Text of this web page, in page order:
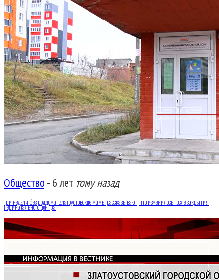
Общество - 6 лет тому назад
Три недели без роддома. Златоустовские мамы рассказывают, что изменилось после закрытия
перинатального центра